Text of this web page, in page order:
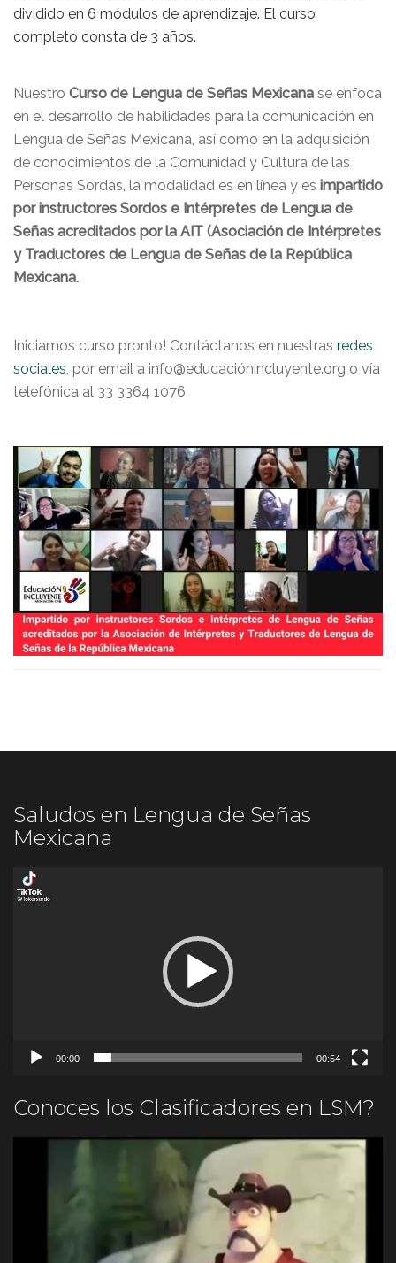
dividido en 6 módulos de aprendizaje. El curso
completo consta de 3 años.
Nuestro Curso de Lengua de Señas Mexicana se enfoca
en el desarrollo de habilidades para la comunicación en
Lengua de Señas Mexicana, así como en la adquisición
de conocimientos de la Comunidad y Cultura de las
Personas Sordas, la modalidad es en línea y es impartido
por instructores Sordos e Intérpretes de Lengua de
Señas acreditados por la AIT (Asociación de Intérpretes
y Traductores de Lengua de Señas de la República
Mexicana.
Iniciamos curso pronto! Contáctanos en nuestras redes
sociales, por email a info@educaciónincluyente.org o vía
telefónica al 33 3364 1076
Saludos en Lengua de Señas
Mexicana
Reproductor
de
00:00 00:54
Conoces los Clasificadores en LSM?
Reproductor